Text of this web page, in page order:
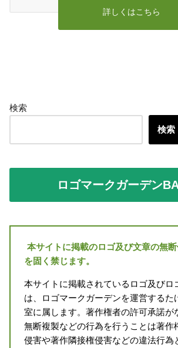
詳しくはこちら
検索
検索
ロゴマークガーデン
本サイトに掲載のロゴ及び文章の無
を固く禁じます。
本サイトに掲載されているロゴ及びロ
は、ロゴマークガーデンを運営するた
室に属します。著作権者の許可承諾が
無断複製などの行為を行うことは著作
侵害や著作隣接権侵害などの違法行為